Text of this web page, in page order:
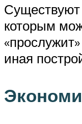
которым
иная